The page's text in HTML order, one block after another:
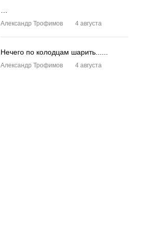
Александр Трофимов 4 августа
Нечего по колодцам шарить......
Александр Трофимов 4 августа